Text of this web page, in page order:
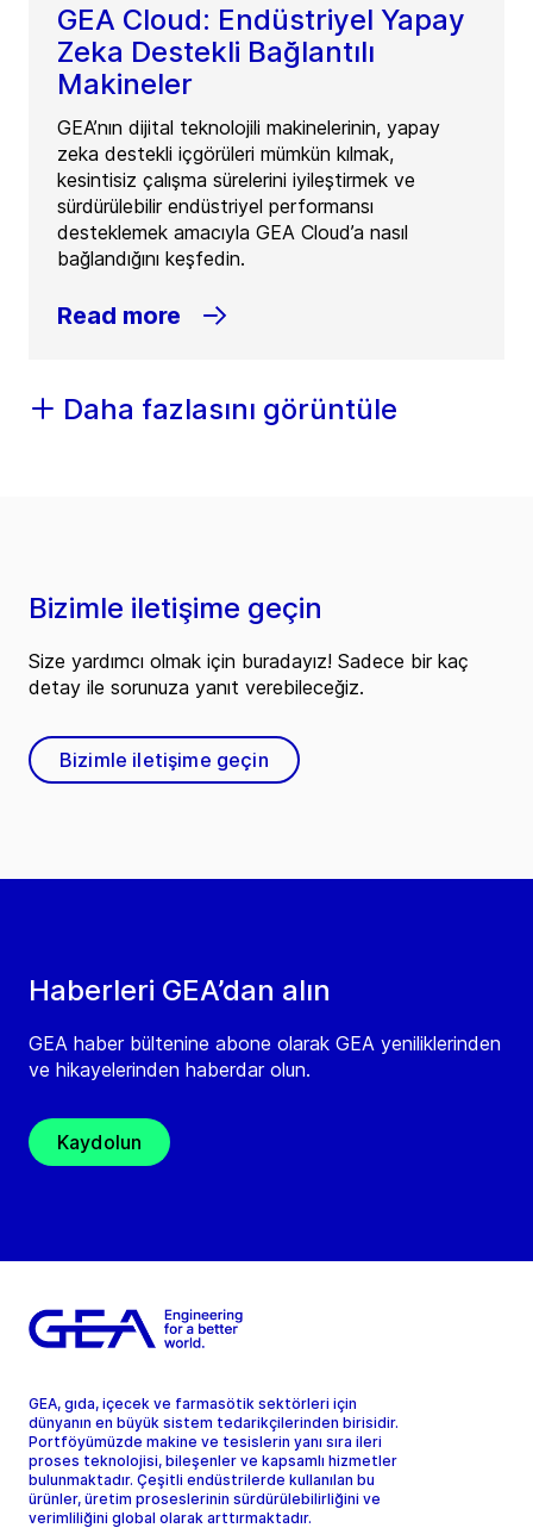
GEA Cloud: Endüstriyel Yapay
Zeka Destekli Bağlantılı
Makineler
GEA’nın dijital teknolojili makinelerinin, yapay
zeka destekli içgörüleri mümkün kılmak,
kesintisiz çalışma sürelerini iyileştirmek ve
sürdürülebilir endüstriyel performansı
desteklemek amacıyla GEA Cloud’a nasıl
bağlandığını keşfedin.
Read more
Daha fazlasını görüntüle
Haberleri GEA’dan alın
GEA haber bültenine abone olarak GEA yeniliklerinden
ve hikayelerinden haberdar olun.
Kaydolun
Bizimle iletişime geçin
Size yardımcı olmak için buradayız! Sadece bir kaç
detay ile sorunuza yanıt verebileceğiz.
Bizimle iletişime geçin
GEA, gıda, içecek ve farmasötik sektörleri için
dünyanın en büyük sistem tedarikçilerinden birisidir.
Portföyümüzde makine ve tesislerin yanı sıra ileri
proses teknolojisi, bileşenler ve kapsamlı hizmetler
bulunmaktadır. Çeşitli endüstrilerde kullanılan bu
ürünler, üretim proseslerinin sürdürülebilirliğini ve
verimliliğini global olarak arttırmaktadır.